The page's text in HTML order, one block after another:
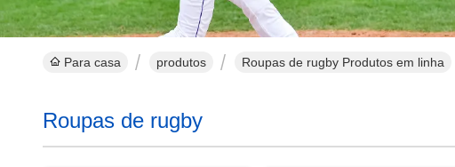
Para casa produtos Roupas de rugby Produtos em linha
Roupas de rugby